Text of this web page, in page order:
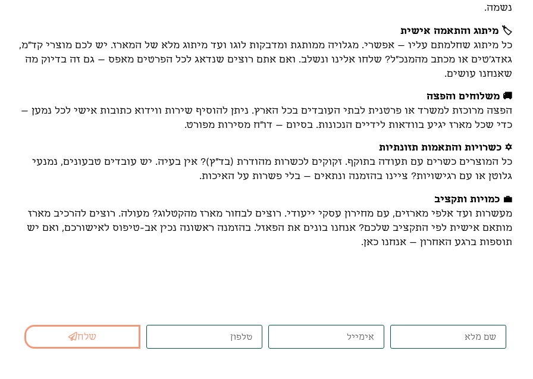
נשמה.
🏷️ מיתוג והתאמה אישית
כל מיתוג שחלמתם עליו – אפשרי. מגלויה ממותגת ומדבקות לוגו ועד מיתוג מלא של המארז. יש לכם מוצרי קד"מ,
גאדג'טים או מכתב מהמנכ"ל? שלחו אלינו ונשלב. ואם אתם רוצים שנדאג לכל הפרטים מאפס – גם זה בדיוק מה
שאנחנו עושים.
🚚 משלוחים והפצה
הפצה מרוכזת למשרד או פרטנית לבתי העובדים בכל הארץ. ניתן להוסיף שירות ווידוא כתובות אישי לכל נמען –
כדי שכל מארז יגיע בוודאות לידיים הנכונות. בסיום – דו"ח מסירות מפורט.
✡️ כשרויות והתאמות תזונתיות
כל המוצרים כשרים עם תעודה בתוקף. זקוקים לכשרות מהודרת (בד"ץ)? אין בעיה. יש עובדים טבעונים, נמנעי
גלוטן או עם רגישויות? ציינו בהזמנה ונתאים – בלי פשרות על האיכות.
💼 כמויות ותקציב
מעשרות ועד אלפי מארזים, עם מחירון עסקי ייעודי. רוצים לבחור מארז מהקטלוג? מעולה. רוצים להרכיב מארז
מותאם אישית לפי התקציב שלכם? אנחנו בונים את הפאזל. בהזמנה ראשונה נכין אב-טיפוס לאישורכם, ואם יש
תוספות ברגע האחרון – אנחנו כאן.
שלח